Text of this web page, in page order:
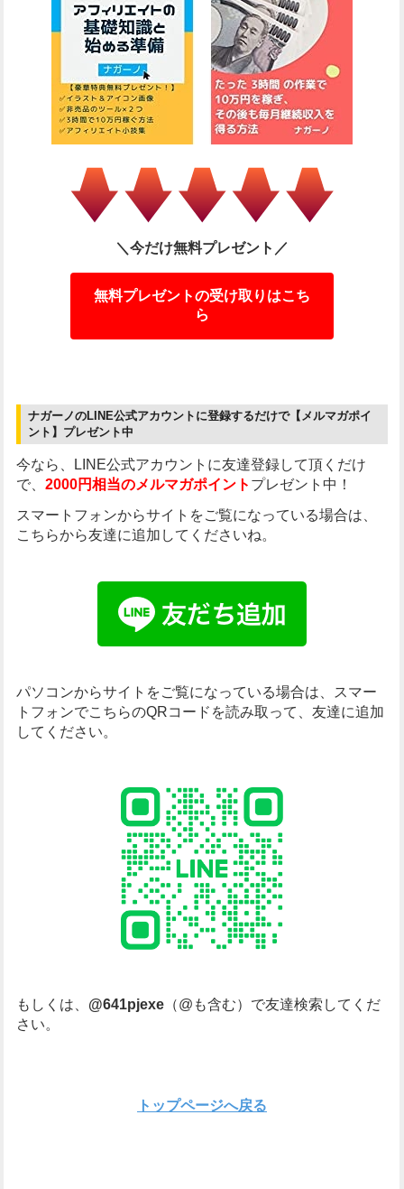
＼今だけ無料プレゼント／
無料プレゼントの受け取りはこち
ら
ナガーノのLINE公式アカウントに登録するだけで【メルマガポイ
ント】プレゼント中
今なら、LINE公式アカウントに友達登録して頂くだけ
で、 2000円相当のメルマガポイント プレゼント中！
スマートフォンからサイトをご覧になっている場合は、
こちらから友達に追加してくださいね。
パソコンからサイトをご覧になっている場合は、 スマー
トフォンでこちらのQRコードを読み取って、友達に追加
してください。
もしくは、 @641pjexe（@も含む）で友達検索してくだ
さい。
トップページへ戻る